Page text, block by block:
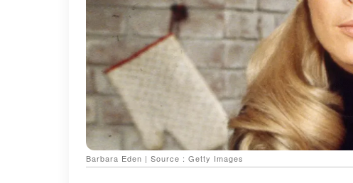
Barbara Eden | Source : Getty Images